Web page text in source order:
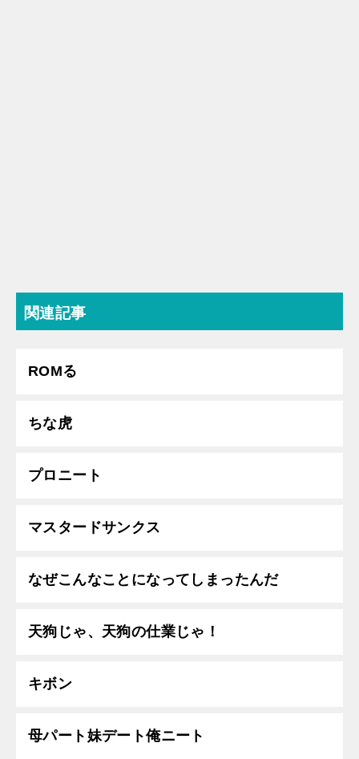
関連記事
ROMる
ちな虎
プロニート
マスタードサンクス
なぜこんなことになってしまったんだ
天狗じゃ、天狗の仕業じゃ！
キボン
母パート妹デート俺ニート